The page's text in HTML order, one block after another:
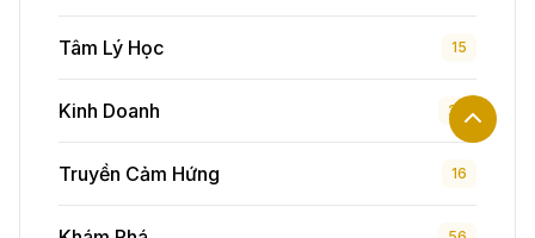
Tâm Lý Học 15
Kinh Doanh 24
Truyền Cảm Hứng 16